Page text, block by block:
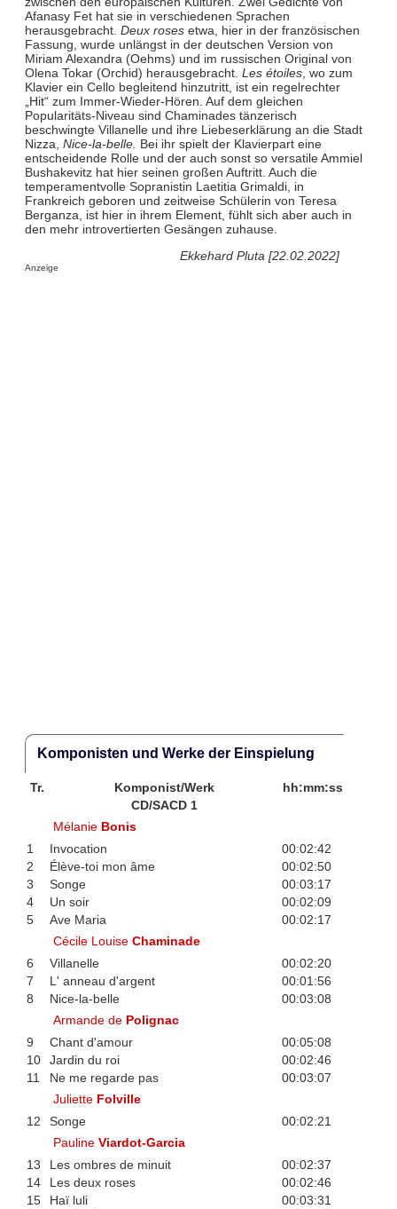
Afanasy Fet hat sie in verschiedenen Sprachen
herausgebracht. Deux rosesetwa, hier in der französischen
Fassung, wurde unlängst in der deutschen Version von
Miriam Alexandra (Oehms) und im russischen Original von
Olena Tokar (Orchid) herausgebracht. Les étoiles, wo zum
Klavier ein Cello begleitend hinzutritt, ist ein regelrechter
„Hit“ zum Immer-Wieder-Hören. Auf dem gleichen
Popularitäts-Niveau sind Chaminades tänzerisch
beschwingte Villanelle und ihre Liebeserklärung an die Stadt
Nizza, Nice-la-belle. Bei ihr spielt der Klavierpart eine
entscheidende Rolle und der auch sonst so versatile Ammiel
Bushakevitz hat hier seinen großen Auftritt. Auch die
temperamentvolle Sopranistin Laetitia Grimaldi, in
Frankreich geboren und zeitweise Schülerin von Teresa
Berganza, ist hier in ihrem Element, fühlt sich aber auch in
den mehr introvertierten Gesängen zuhause.
Ekkehard Pluta [22.02.2022]
Anzeige
Komponisten und Werke der Einspielung
Tr. Komponist/Werk
hh:mm:ss
CD/SACD 1
Mélanie Bonis
1
Invocation
00:02:42
2
Élève-toi mon âme
00:02:50
3
Songe
00:03:17
4
Un soir
00:02:09
5
Ave Maria
00:02:17
Cécile LouiseChaminade
6
Villanelle
00:02:20
7
L' anneau d'argent
00:01:56
8
Nice-la-belle
00:03:08
Armande de Polignac
9
Chant d'amour
00:05:08
10
Jardin du roi
00:02:46
11
Ne me regarde pas
00:03:07
Juliette Folville
12
Songe
00:02:21
PaulineViardot-Garcia
13
Les ombres de minuit
00:02:37
14
Les deux roses
00:02:46
15
Haï luli
00:03:31